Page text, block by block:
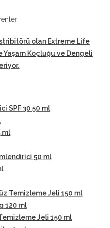
olan Extreme Life
Koçluğu ve Dengeli
SPF 30 50 ml
ml
50 ml
Temizleme Jeli 150 ml
120 ml
Jeli 150 ml